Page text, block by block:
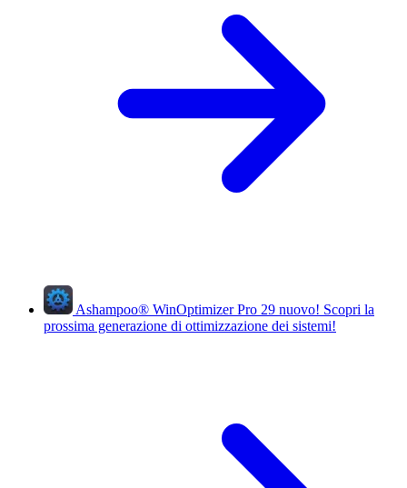
Ashampoo® WinOptimizer Pro 29 nuovo! Scopri la
prossima generazione di ottimizzazione dei sistemi!